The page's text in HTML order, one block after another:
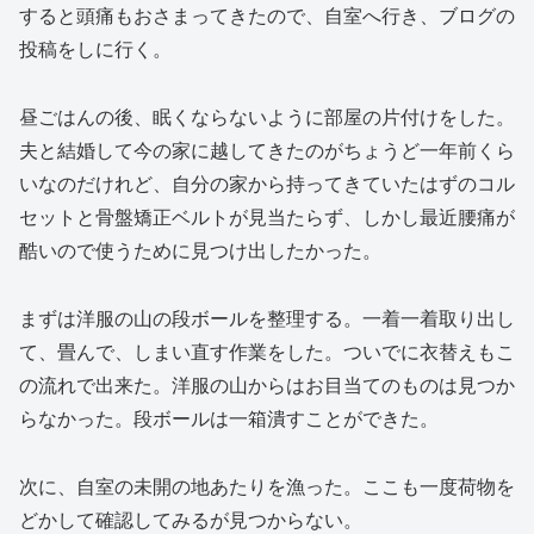
すると頭痛もおさまってきたので、自室へ行き、ブログの
投稿をしに行く。
昼ごはんの後、眠くならないように部屋の片付けをした。
夫と結婚して今の家に越してきたのがちょうど一年前くら
いなのだけれど、自分の家から持ってきていたはずのコル
セットと骨盤矯正ベルトが見当たらず、しかし最近腰痛が
酷いので使うために見つけ出したかった。
まずは洋服の山の段ボールを整理する。一着一着取り出し
て、畳んで、しまい直す作業をした。ついでに衣替えもこ
の流れで出来た。洋服の山からはお目当てのものは見つか
らなかった。段ボールは一箱潰すことができた。
次に、自室の未開の地あたりを漁った。ここも一度荷物を
どかして確認してみるが見つからない。